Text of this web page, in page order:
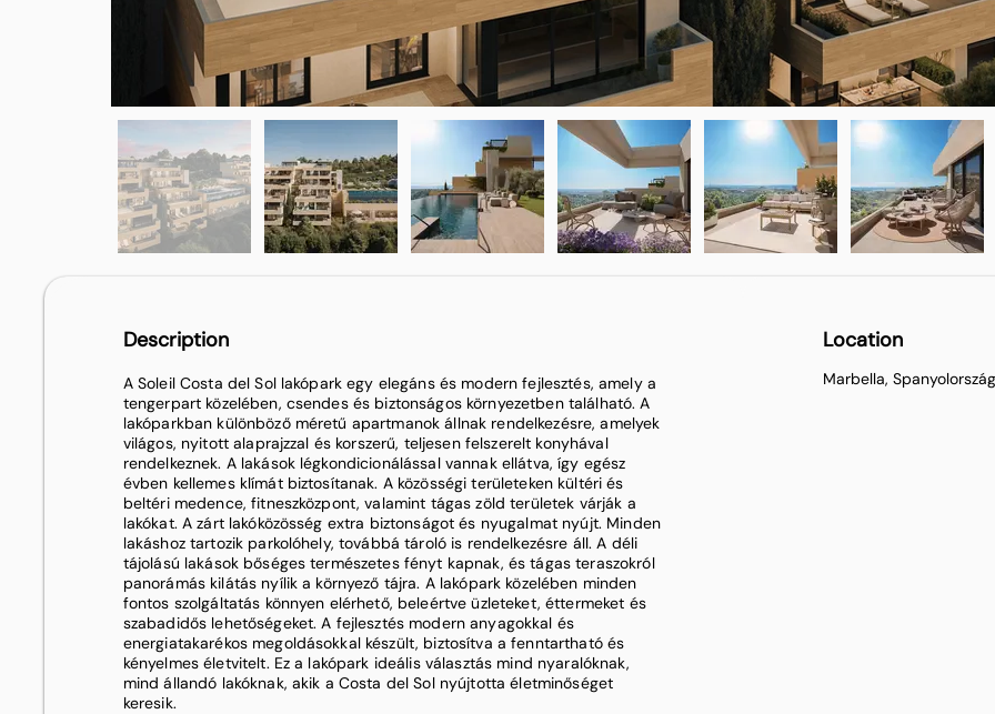
Description
A Soleil Costa del Sol lakópark egy elegáns és modern fejlesztés, amely a
tengerpart közelében, csendes és biztonságos környezetben található. A
lakóparkban különböző méretű apartmanok állnak rendelkezésre, amelyek
világos, nyitott alaprajzzal és korszerű, teljesen felszerelt konyhával
rendelkeznek. A lakások légkondicionálással vannak ellátva, így egész
évben kellemes klímát biztosítanak. A közösségi területeken kültéri és
beltéri medence, fitneszközpont, valamint tágas zöld területek várják a
lakókat. A zárt lakóközösség extra biztonságot és nyugalmat nyújt. Minden
lakáshoz tartozik parkolóhely, továbbá tároló is rendelkezésre áll. A déli
tájolású lakások bőséges természetes fényt kapnak, és tágas teraszokról
panorámás kilátás nyílik a környező tájra. A lakópark közelében minden
fontos szolgáltatás könnyen elérhető, beleértve üzleteket, éttermeket és
szabadidős lehetőségeket. A fejlesztés modern anyagokkal és
energiatakarékos megoldásokkal készült, biztosítva a fenntartható és
kényelmes életvitelt. Ez a lakópark ideális választás mind nyaralóknak,
mind állandó lakóknak, akik a Costa del Sol nyújtotta életminőséget
keresik.
Location
Marbella, Spanyolország